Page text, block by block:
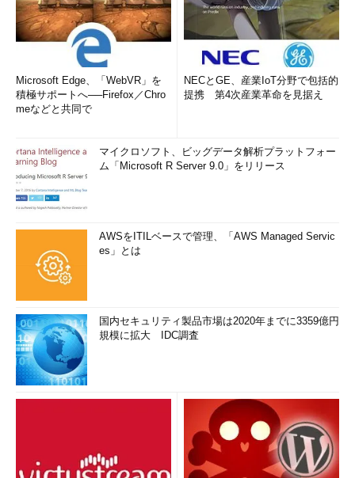
Microsoft Edge、「WebVR」を
積極サポートへ──Firefox／Chro
meなどと共同で
NECとGE、産業IoT分野で包括的
提携 第4次産業革命を見据え
マイクロソフト、ビッグデータ解析プラットフォー
ム「Microsoft R Server 9.0」をリリース
AWSをITILベースで管理、「AWS Managed Servic
es」とは
国内セキュリティ製品市場は2020年までに3359億円
規模に拡大 IDC調査